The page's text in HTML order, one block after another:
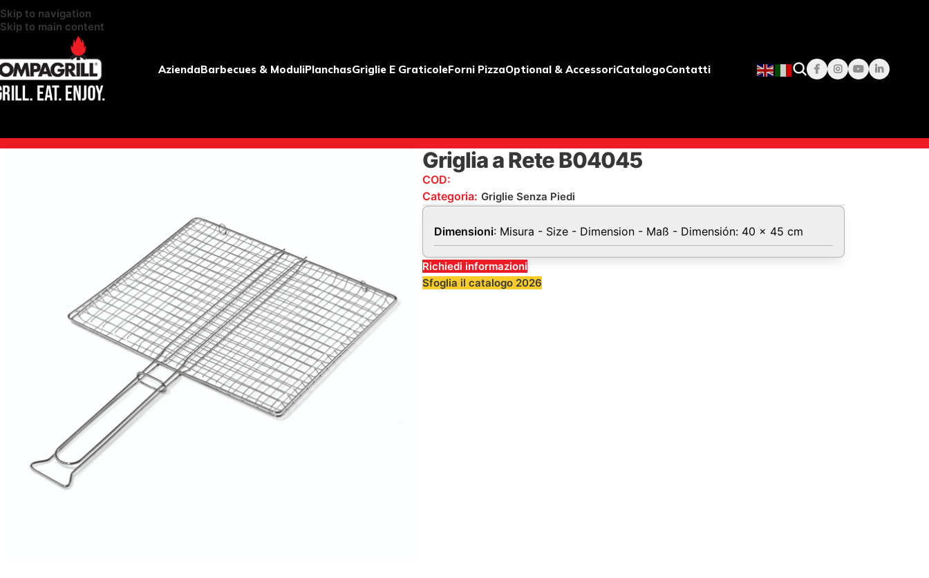
Skip to navigation
Skip to main content
AziendaBarbecues & ModuliPlanchasGriglie E GraticoleForni PizzaOptional & AccessoriCatalogoContatti
Griglia a Rete B04045
COD:
Categoria: Griglie Senza Piedi
Dimensioni: Misura - Size - Dimension - Maß - Dimensión: 40 x 45 cm
Richiedi informazioni
Sfoglia il catalogo 2026